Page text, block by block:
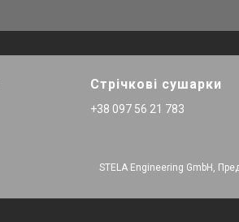
Стрічкові сушарки
+38 097 56 21 783